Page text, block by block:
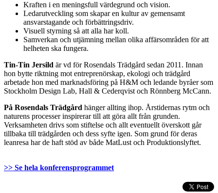
Kraften i en meningsfull värdegrund och vision.
Ledarutveckling som skapar en kultur av gemensamt
ansvarstagande och förbättringsdriv.
Visuell styrning så att alla har koll.
Samverkan och utjämning mellan olika affärsområden för att
helheten ska fungera.
Tin-Tin Jersild är vd för Rosendals Trädgård sedan 2011. Innan
hon bytte riktning mot entreprenörskap, ekologi och trädgård
arbetade hon med marknadsföring på H&M och ledande byråer som
Stockholm Design Lab, Hall & Cederqvist och Rönnberg McCann.
På Rosendals Trädgård hänger allting ihop. Årstidernas rytm och
naturens processer inspirerar till att göra allt från grunden.
Verksamheten drivs som stiftelse och allt eventuellt överskott går
tillbaka till trädgården och dess syfte igen. Som grund för deras
leanresa har de haft stöd av både MatLust och Produktionslyftet.
>> Se hela konferensprogrammet